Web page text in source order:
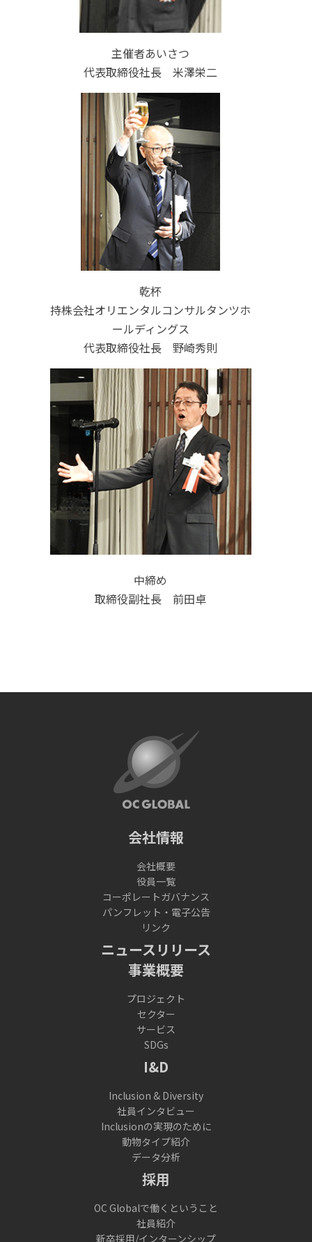
主催者あいさつ
代表取締役社長 米澤栄二
乾杯
持株会社オリエンタルコンサルタンツホ
ールディングス
代表取締役社長 野崎秀則
中締め
取締役副社長 前田卓
会社情報
会社概要
役員一覧
コーポレートガバナンス
パンフレット・電子公告
リンク
ニュースリリース
事業概要
プロジェクト
セクター
サービス
SDGs
I&D
Inclusion & Diversity
社員インタビュー
Inclusionの実現のために
動物タイプ紹介
データ分析
採用
OC Globalで働くということ
社員紹介
新卒採用/インターンシップ